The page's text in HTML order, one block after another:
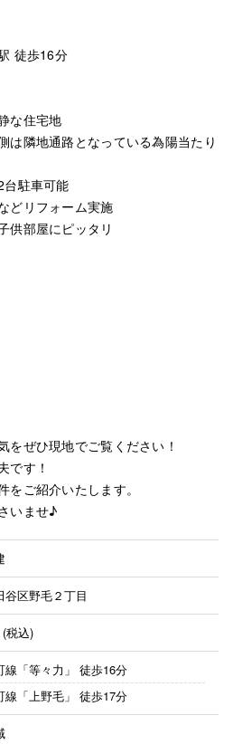
徒歩16分
な住宅地
は隣地通路となっている為陽当たり
台駐車可能
どリフォーム実施
供部屋にピッタリ
ぜひ現地でご覧ください！
です！
ご紹介いたします。
いませ♪
谷区野毛２丁目
税込)
「等々力」 徒歩16分
「上野毛」 徒歩17分